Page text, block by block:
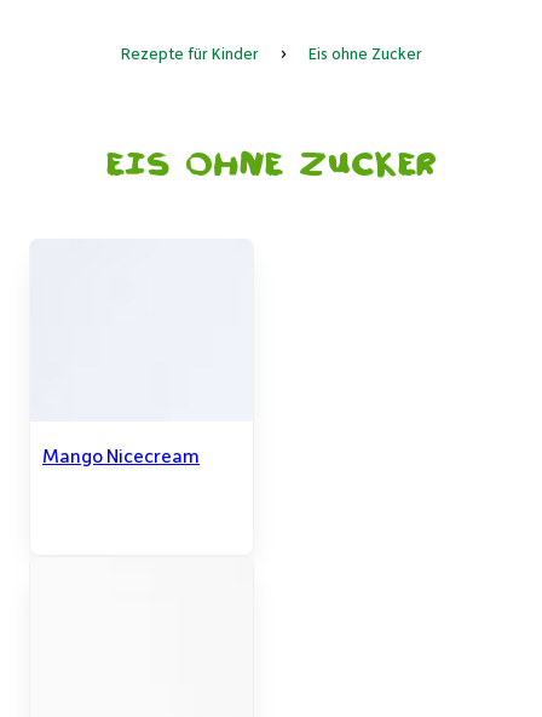
Rezepte für Kinder › Eis ohne Zucker
Eis ohne Zucker
Mango Nicecream